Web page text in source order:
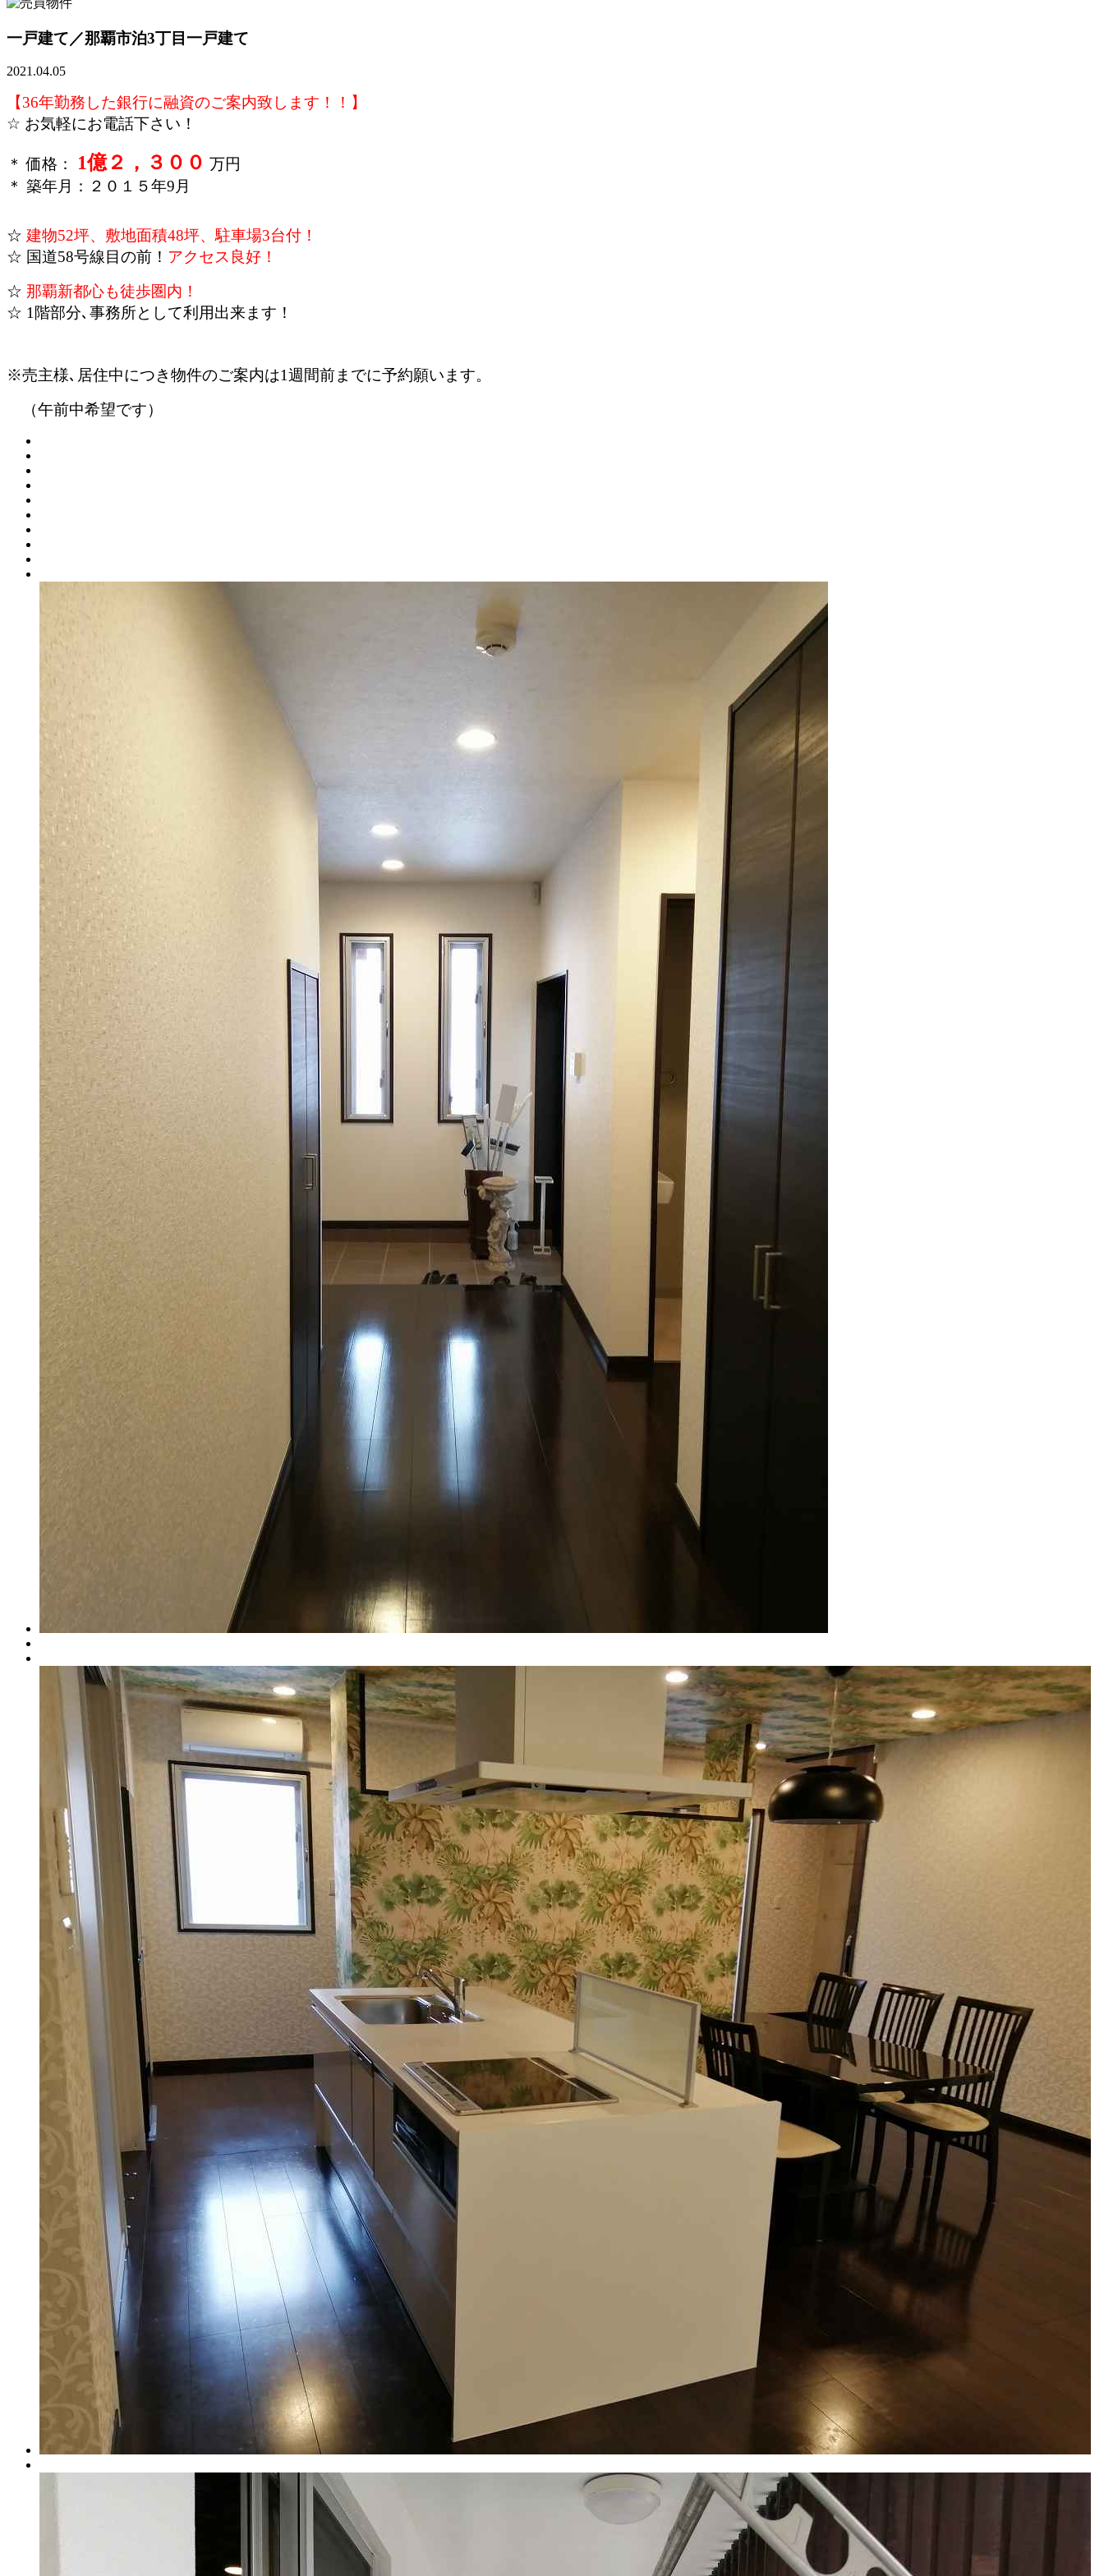
一戸建て／那覇市泊3丁目 一戸建て
2021.04.05
【36年勤務した銀行に融資のご案内致します！！】
☆ お気軽にお電話下さい！
＊ 価格： 1億２，３００ 万円
＊ 築年月：２０１５年9月
☆ 建物52坪、敷地面積48坪、駐車場3台付！
☆ 国道58号線目の前！ アクセス良好！
☆ 那覇新都心も徒歩圏内！
☆ 1階部分､事務所として利用出来ます！
※売主様､居住中につき物件のご案内は1週間前までに予約願います。
（午前中希望です）